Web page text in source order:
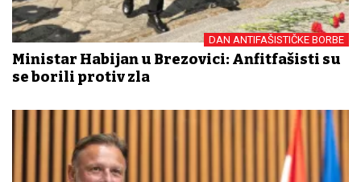
DAN ANTIFAŠISTIČKE BORBE
Ministar Habijan u Brezovici: Anfitfašisti su
se borili protiv zla